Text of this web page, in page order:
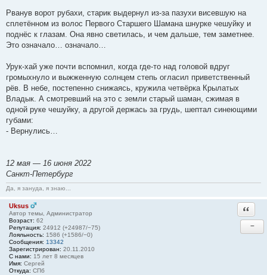
Рванув ворот рубахи, старик выдернул из-за пазухи висевшую на
сплетённом из волос Первого Старшего Шамана шнурке чешуйку и
поднёс к глазам. Она явно светилась, и чем дальше, тем заметнее.
Это означало… означало…
Урук-хай уже почти вспомнил, когда где-то над головой вдруг
громыхнуло и выжженную солнцем степь огласил приветственный
рёв. В небе, постепенно снижаясь, кружила четвёрка Крылатых
Владык. А смотревший на это с земли старый шаман, сжимая в
одной руке чешуйку, а другой держась за грудь, шептал синеющими
губами:
- Вернулись…
12 мая — 16 июня 2022
Санкт-Петербург
Да, я зануда, я знаю...
Uksus
Автор темы, Администратор
Возраст: 62
Репутация: 24912 (+24987/−75)
Лояльность: 1586 (+1586/−0)
Сообщения: 13342
Зарегистрирован: 20.11.2010
С нами: 15 лет 8 месяцев
Имя: Сергей
Откуда: СПб
−